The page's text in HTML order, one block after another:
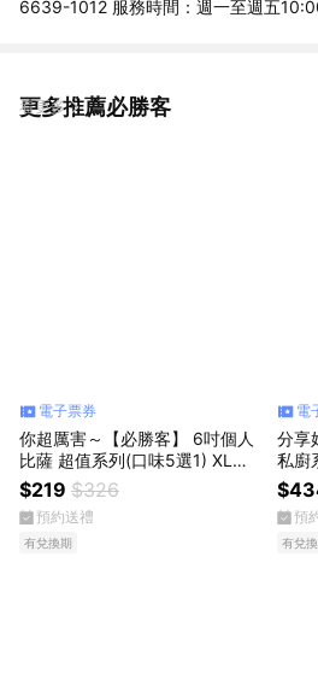
6639-1012 服務時間：週一至週五
更多推薦必勝客
看更多
電子票券
你超厲害～【必勝客】 6吋個人
比薩 超值系列(口味5選1) XL套
餐 好禮即享券
$219 $326
預約送禮
有兌換期
電
分享
私廚
享券
預
有兌